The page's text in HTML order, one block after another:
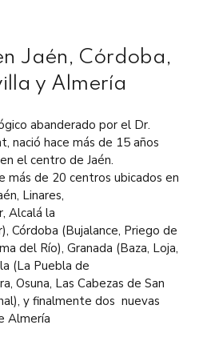
Jaén, Córdoba,
y Almería
abanderado por el Dr.
nació hace más de 15 años
el centro de Jaén.
de 20 centros ubicados en
Linares,
Alcalá la
Córdoba (Bujalance, Priego de
del Río), Granada (Baza, Loja,
(La Puebla de
Osuna, Las Cabezas de San
y finalmente dos nuevas
Almería